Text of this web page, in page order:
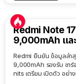
Redmi Note
9,000mAh แล
Redmi ยืนยัน ข้อมูลล่า
9,000mAh รองรับ ชาร์
nits เตรียม เปิดตัว อย่า